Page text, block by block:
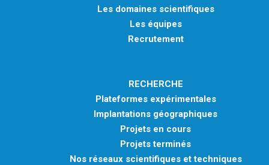
Les domaines scientifiques
Les équipes
Recrutement
RECHERCHE
Plateformes expérimentales
Implantations géographiques
Projets en cours
Projets terminés
Nos réseaux scientifiques et techniques